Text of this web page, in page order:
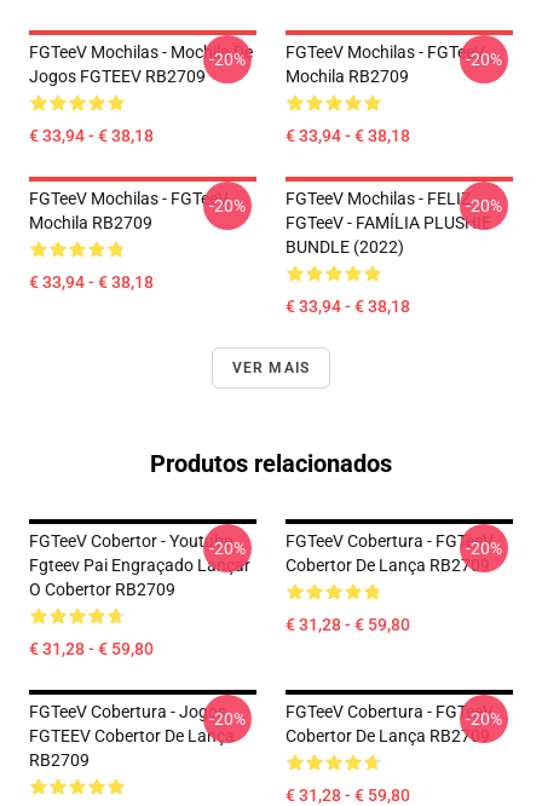
FGTeeV Mochilas - Mochila De
Jogos FGTEEV RB2709
€ 33,94 - € 38,18
-20%
FGTeeV Mochilas - FGTeeV
Mochila RB2709
€ 33,94 - € 38,18
-20%
FGTeeV Mochilas - FGTeeV
Mochila RB2709
€ 33,94 - € 38,18
-20%
FGTeeV Mochilas - FELIZ
FGTeeV - FAMÍLIA PLUSHIE
BUNDLE (2022)
€ 33,94 - € 38,18
-20%
VER MAIS
Produtos relacionados
FGTeeV Cobertor - Youtube
Fgteev Pai Engraçado Lançar
O Cobertor RB2709
€ 31,28 - € 59,80
-20%
FGTeeV Cobertura - FGTeeV
Cobertor De Lança RB2709
€ 31,28 - € 59,80
-20%
FGTeeV Cobertura - Jogos
FGTEEV Cobertor De Lança
RB2709
-20%
FGTeeV Cobertura - FGTeeV
Cobertor De Lança RB2709
€ 31,28 - € 59,80
-20%